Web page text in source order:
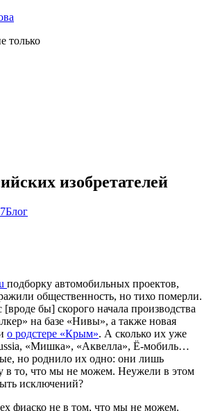
только
изобретателей
Блог
подборку автомобильных проектов,
общественность, но тихо померли.
бы] скорого начала производства
на базе «Нивы», а также новая
о родстере «Крым». А сколько их уже
«Мишка», «Аквелла», Ё-мобиль…
но роднило их одно: они лишь
в то, что мы не можем. Неужели в этом
исключений?
фиаско не в том, что мы не можем.